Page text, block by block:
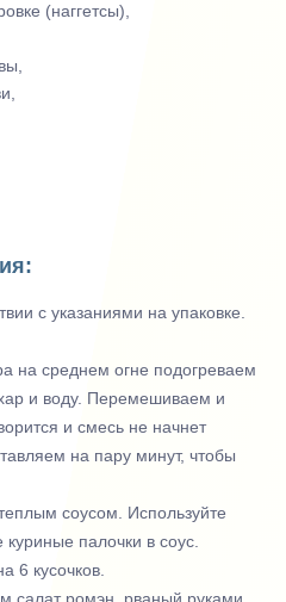
(наггетсы),
с указаниями на упаковке.
на среднем огне подогреваем
и воду. Перемешиваем и
и смесь не начнет
на пару минут, чтобы
соусом. Используйте
палочки в соус.
6 кусочков.